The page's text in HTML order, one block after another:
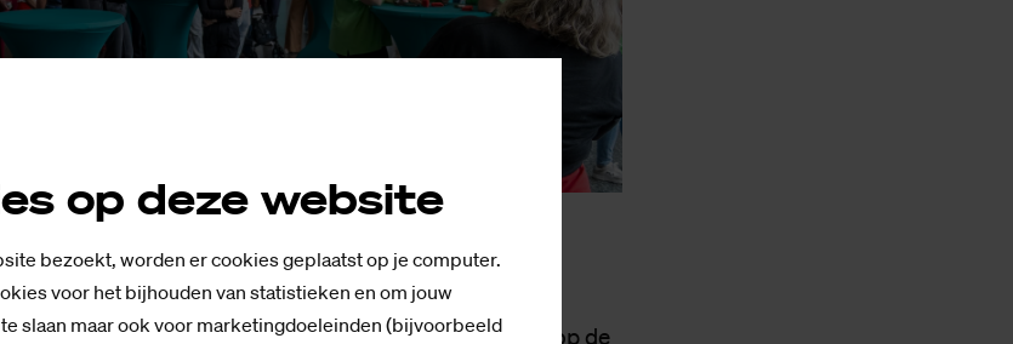
op deze website
bezoekt, worden er cookies geplaatst op je computer.
voor het bijhouden van statistieken en om jouw
slaan maar ook voor marketingdoeleinden (bijvoorbeeld
medewerkers en studenten. Foto's: SaxNow
Essam Ezzimmouri (20) en Zahira Cheheb (19) doen op de